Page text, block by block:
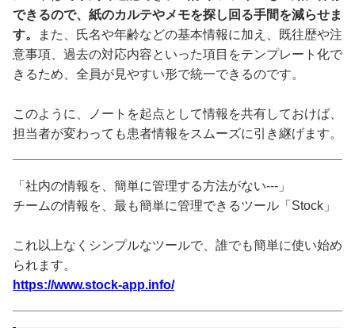
できるので、紙のカルテやメモを探し回る手間を減らせま
す。
また、氏名や年齢などの基本情報に加え、既往歴や注
意事項、過去の対応内容といった項目をテンプレート化で
きるため、全員が見やすい形で統一できるのです。
このように、ノートを起点として情報を共有しておけば、
担当者が変わっても患者情報をスムーズに引き継げます。
「社内の情報を、簡単に管理する方法がない---」
チームの情報を、最も簡単に管理できるツール「Stock」
これ以上なくシンプルなツールで、誰でも簡単に使い始め
られます。
https://www.stock-app.info/